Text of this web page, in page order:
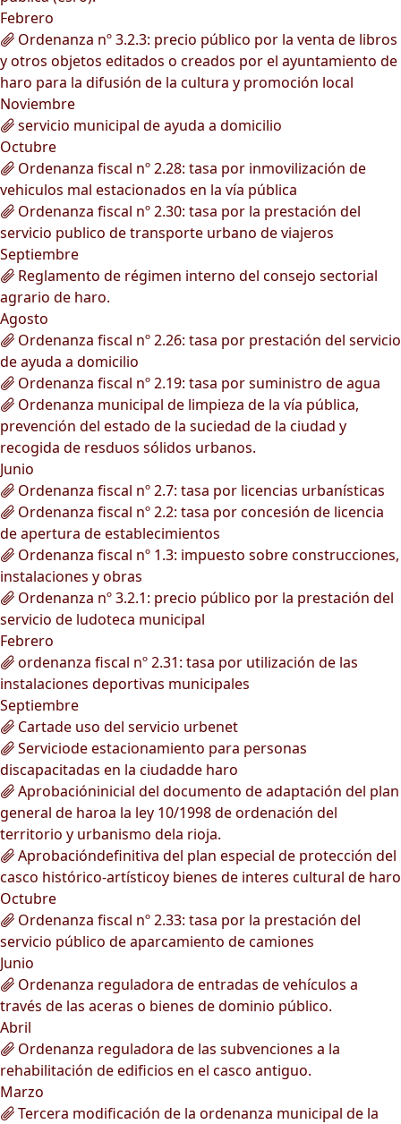
Febrero
Ordenanza nº 3.2.3: precio público por la venta de libros
y otros objetos editados o creados por el ayuntamiento de
haro para la difusión de la cultura y promoción local
Noviembre
servicio municipal de ayuda a domicilio
Octubre
Ordenanza fiscal nº 2.28: tasa por inmovilización de
vehiculos mal estacionados en la vía pública
Ordenanza fiscal nº 2.30: tasa por la prestación del
servicio publico de transporte urbano de viajeros
Septiembre
Reglamento de régimen interno del consejo sectorial
agrario de haro.
Agosto
Ordenanza fiscal nº 2.26: tasa por prestación del servicio
de ayuda a domicilio
Ordenanza fiscal nº 2.19: tasa por suministro de agua
Ordenanza municipal de limpieza de la vía pública,
prevención del estado de la suciedad de la ciudad y
recogida de resduos sólidos urbanos.
Junio
Ordenanza fiscal nº 2.7: tasa por licencias urbanísticas
Ordenanza fiscal nº 2.2: tasa por concesión de licencia
de apertura de establecimientos
Ordenanza fiscal nº 1.3: impuesto sobre construcciones,
instalaciones y obras
Ordenanza nº 3.2.1: precio público por la prestación del
servicio de ludoteca municipal
Febrero
ordenanza fiscal nº 2.31: tasa por utilización de las
instalaciones deportivas municipales
Septiembre
Cartade uso del servicio urbenet
Serviciode estacionamiento para personas
discapacitadas en la ciudadde haro
Aprobacióninicial del documento de adaptación del plan
general de haroa la ley 10/1998 de ordenación del
territorio y urbanismo dela rioja.
Aprobacióndefinitiva del plan especial de protección del
casco histórico-artísticoy bienes de interes cultural de haro
Octubre
Ordenanza fiscal nº 2.33: tasa por la prestación del
servicio público de aparcamiento de camiones
Junio
Ordenanza reguladora de entradas de vehículos a
través de las aceras o bienes de dominio público.
Abril
Ordenanza reguladora de las subvenciones a la
rehabilitación de edificios en el casco antiguo.
Marzo
Tercera modificación de la ordenanza municipal de la